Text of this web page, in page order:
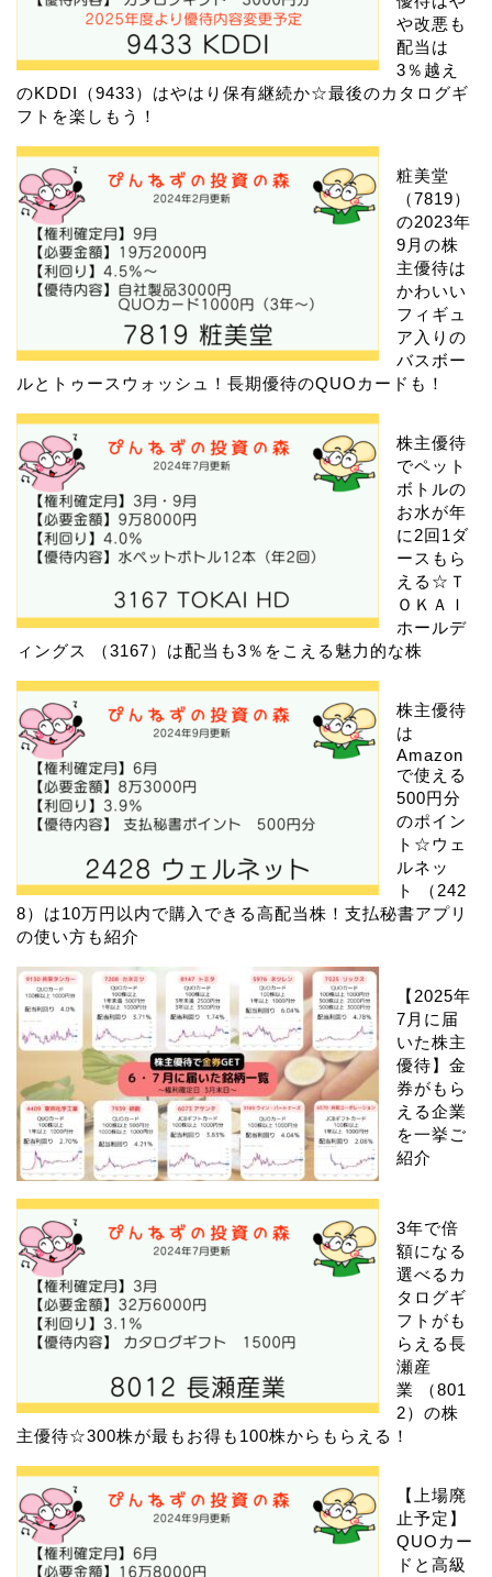
や改悪も
配当は
3％越え
のKDDI（9433）はやはり保有継続か☆最後のカタログギ
フトを楽しもう！
粧美堂
（7819）
の2023年
9月の株
主優待は
かわいい
フィギュ
ア入りの
バスボー
ルとトゥースウォッシュ！長期優待のQUOカードも！
株主優待
でペット
ボトルの
お水が年
に2回1ダ
ースもら
える☆Ｔ
ＯＫＡＩ
ホールデ
ィングス （3167）は配当も3％をこえる魅力的な株
株主優待
は
Amazon
で使える
500円分
のポイン
ト☆ウェ
ルネッ
ト （242
8）は10万円以内で購入できる高配当株！支払秘書アプリ
の使い方も紹介
【2025年
7月に届
いた株主
優待】金
券がもら
える企業
を一挙ご
紹介
3年で倍
額になる
選べるカ
タログギ
フトがも
らえる長
瀬産
業 （801
2）の株
主優待☆300株が最もお得も100株からもらえる！
【上場廃
止予定】
QUOカー
ドと高級